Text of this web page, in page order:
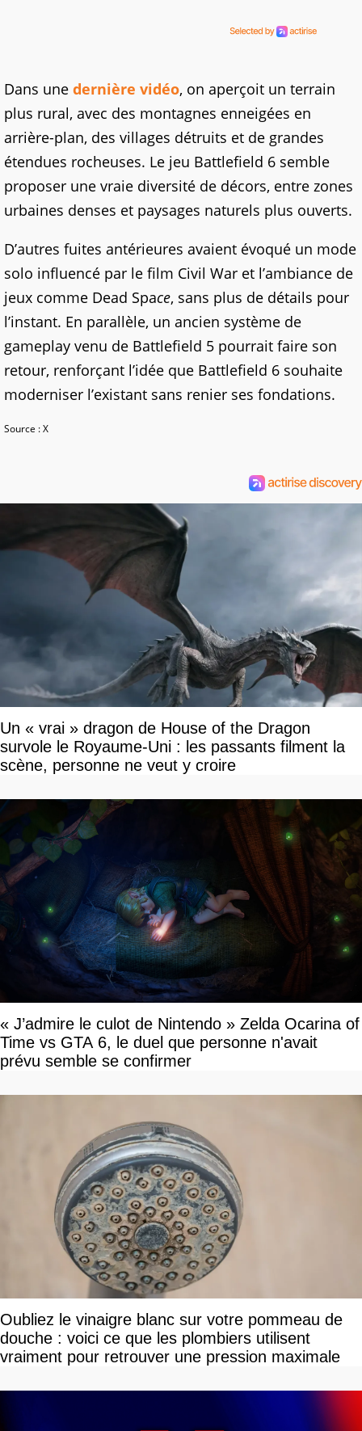
Dans une dernière vidéo, on aperçoit un terrain
plus rural, avec des montagnes enneigées en
arrière-plan, des villages détruits et de grandes
étendues rocheuses. Le jeu Battlefield 6 semble
proposer une vraie diversité de décors, entre zones
urbaines denses et paysages naturels plus ouverts.
D’autres fuites antérieures avaient évoqué un mode
solo influencé par le film Civil War et l’ambiance de
jeux comme Dead Space, sans plus de détails pour
l’instant. En parallèle, un ancien système de
gameplay venu de Battlefield 5 pourrait faire son
retour, renforçant l’idée que Battlefield 6 souhaite
moderniser l’existant sans renier ses fondations.
Source : X
Un « vrai » dragon de House of the Dragon
survole le Royaume-Uni : les passants filment la
scène, personne ne veut y croire
« J’admire le culot de Nintendo » Zelda Ocarina of
Time vs GTA 6, le duel que personne n'avait
prévu semble se confirmer
Oubliez le vinaigre blanc sur votre pommeau de
douche : voici ce que les plombiers utilisent
vraiment pour retrouver une pression maximale